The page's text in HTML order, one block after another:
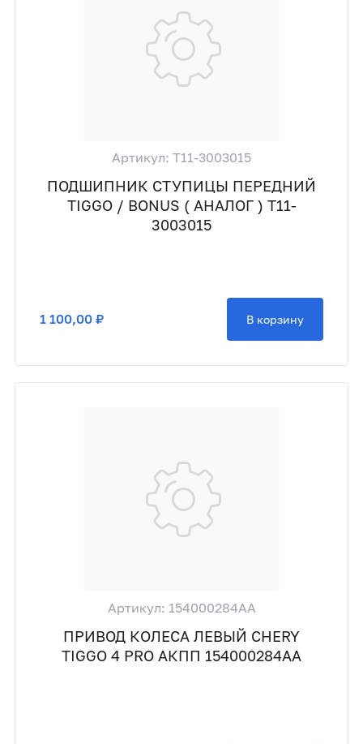
Артикул: T11-3003015
ПОДШИПНИК СТУПИЦЫ ПЕРЕДНИЙ
TIGGO / BONUS ( АНАЛОГ ) T11-
3003015
1 100,00 ₽ В корзину
Артикул: 154000284AA
ПРИВОД КОЛЕСА ЛЕВЫЙ CHERY
TIGGO 4 PRO АКПП 154000284AA